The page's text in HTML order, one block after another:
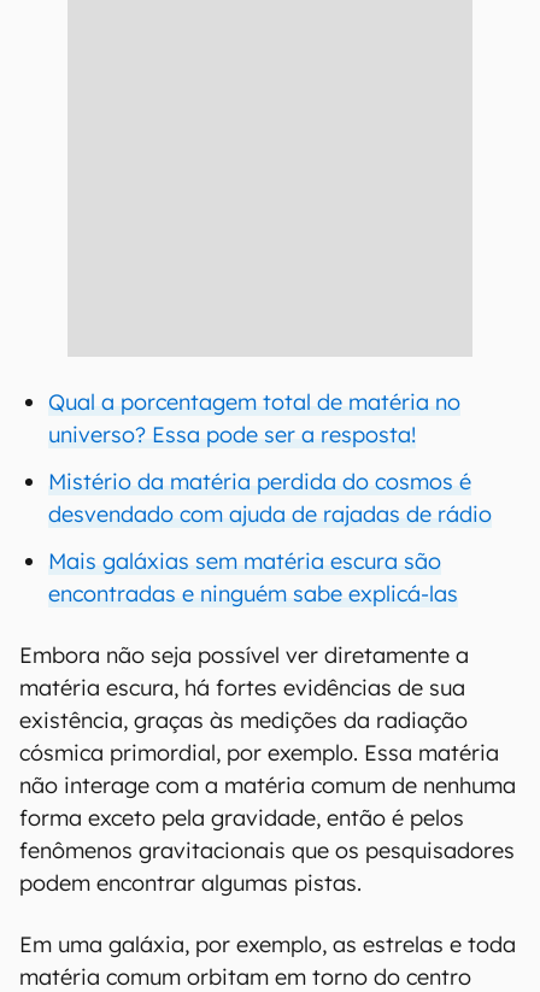
Qual a porcentagem total de matéria no
universo? Essa pode ser a resposta!
Mistério da matéria perdida do cosmos é
desvendado com ajuda de rajadas de rádio
Mais galáxias sem matéria escura são
encontradas e ninguém sabe explicá-las
Embora não seja possível ver diretamente a
matéria escura, há fortes evidências de sua
existência, graças às medições da radiação
cósmica primordial, por exemplo. Essa matéria
não interage com a matéria comum de nenhuma
forma exceto pela gravidade, então é pelos
fenômenos gravitacionais que os pesquisadores
podem encontrar algumas pistas.
Em uma galáxia, por exemplo, as estrelas e toda
matéria comum orbitam em torno do centro